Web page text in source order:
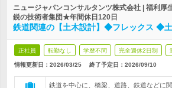
ニュージャパンコンサルタンツ株式会社 | 福利
鋭の技術者集団★年間休日120日
鉄道関連の【土木設計】◆フレックス ◆
正社員 転勤なし 学歴不問 完全週休2日制
情報更新日：2026/03/25 終了予定日： 2026/09/10
鉄道を中心に、橋梁、道路、鉄道などに